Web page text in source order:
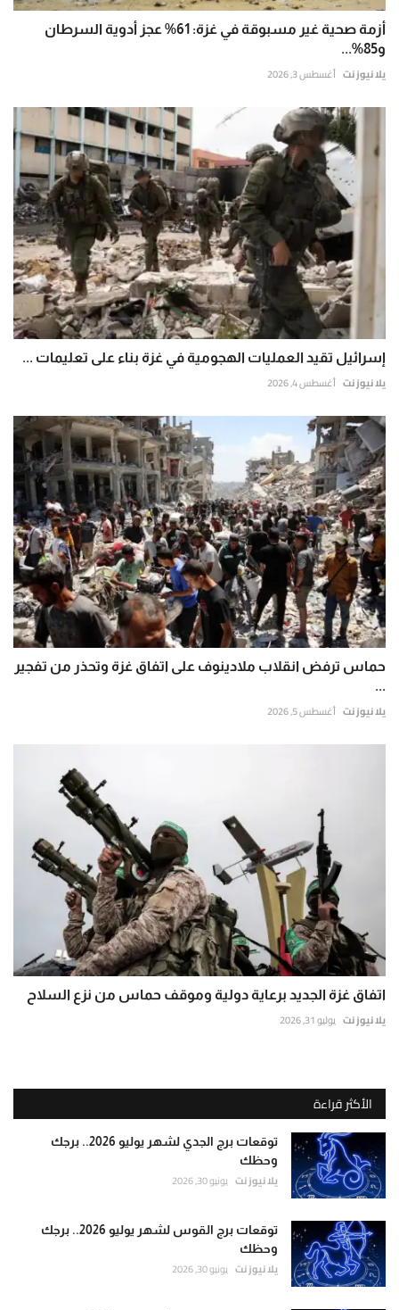
أزمة صحية غير مسبوقة في غزة: 61% عجز أدوية السرطان
و85%...
يلا نيوز نت أغسطس 3, 2026
إسرائيل تقيد العمليات الهجومية في غزة بناء على تعليمات ...
يلا نيوز نت أغسطس 4, 2026
حماس ترفض انقلاب ملادينوف على اتفاق غزة وتحذر من تفجير
...
يلا نيوز نت أغسطس 5, 2026
اتفاق غزة الجديد برعاية دولية وموقف حماس من نزع السلاح
يلا نيوز نت يوليو 31, 2026
الأكثر قراءة
توقعات برج الجدي لشهر يوليو 2026.. برجك
وحظك
يلا نيوز نت يونيو 30, 2026
توقعات برج القوس لشهر يوليو 2026.. برجك
وحظك
يلا نيوز نت يونيو 30, 2026